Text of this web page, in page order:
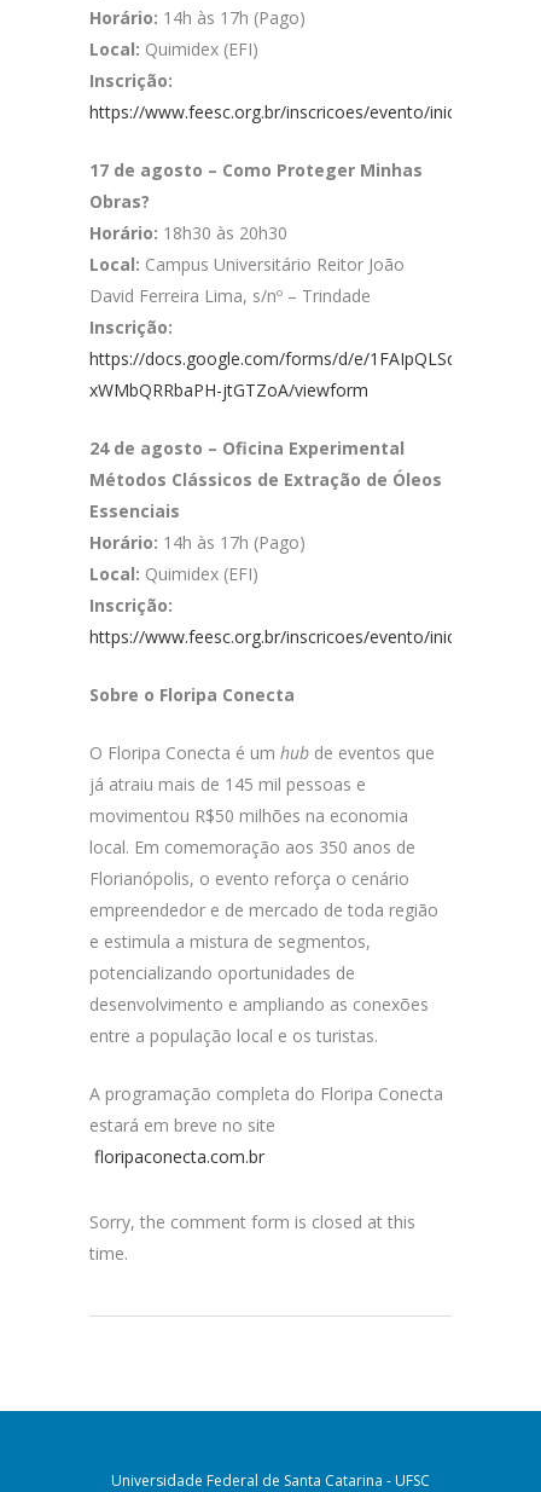
Horário: 14h às 17h (Pago)
Local: Quimidex (EFI)
Inscrição:
https://www.feesc.org.br/inscricoes/evento/
17 de agosto – Como Proteger Minhas
Obras?
Horário: 18h30 às 20h30
Local: Campus Universitário Reitor João
David Ferreira Lima, s/nº – Trindade
Inscrição:
https://docs.google.com/forms/d/e/
xWMbQRRbaPH-jtGTZoA/viewform
24 de agosto – Oficina Experimental
Métodos Clássicos de Extração de Óleos
Essenciais
Horário: 14h às 17h (Pago)
Local: Quimidex (EFI)
Inscrição:
https://www.feesc.org.br/inscricoes/evento/
Sobre o Floripa Conecta
O Floripa Conecta é um hub de eventos que
já atraiu mais de 145 mil pessoas e
movimentou R$50 milhões na economia
local. Em comemoração aos 350 anos de
Florianópolis, o evento reforça o cenário
empreendedor e de mercado de toda região
e estimula a mistura de segmentos,
potencializando oportunidades de
desenvolvimento e ampliando as conexões
entre a população local e os turistas.
A programação completa do Floripa Conecta
estará em breve no site
floripaconecta.com.br
Sorry, the comment form is closed at this
time.
Universidade Federal de Santa Catarina - UFSC